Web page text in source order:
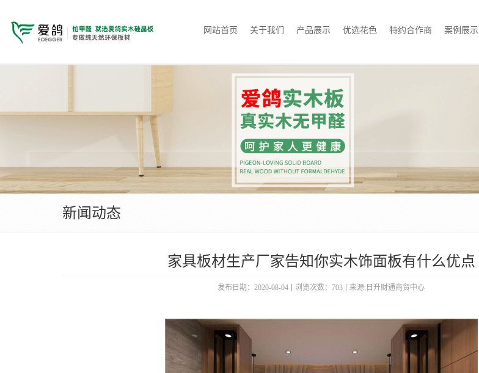
网站首页 关于我们 产品展示 优选花色 特约合作商 案例展示
新闻动态
家具板材生产厂家告知你实木饰面板有什么优点
发布日期：2020-08-04 浏览次数：703 来源:日升财通商贸中心